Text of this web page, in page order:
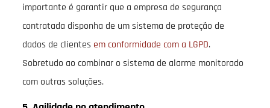
importante é garantir que a empresa de segurança
contratada disponha de um sistema de proteção de
dados de clientes em conformidade com a LGPD.
Sobretudo ao combinar o sistema de alarme monitorado
com outras soluções.